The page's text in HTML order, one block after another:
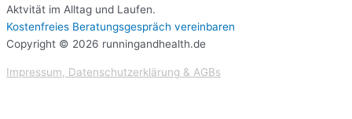
Aktvität im Alltag und Laufen.
Kostenfreies Beratungsgespräch vereinbaren
Copyright © 2026 runningandhealth.de
Impressum, Datenschutzerklärung & AGBs